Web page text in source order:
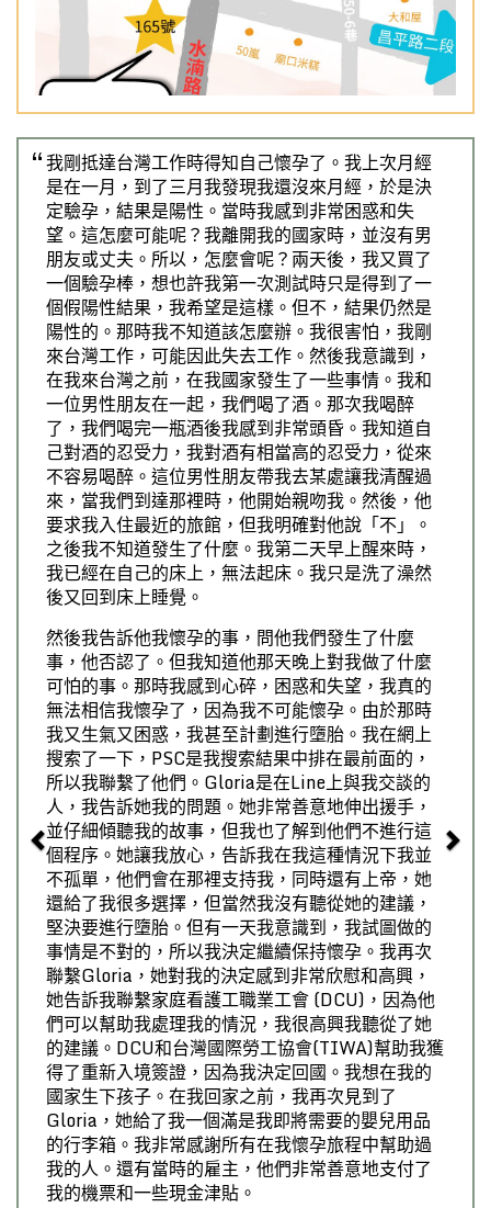
我剛抵達台灣工作時得知自己懷孕了。我上次月經
是在一月，到了三月我發現我還沒來月經，於是決
定驗孕，結果是陽性。當時我感到非常困惑和失
望。這怎麼可能呢？我離開我的國家時，並沒有男
朋友或丈夫。所以，怎麼會呢？兩天後，我又買了
一個驗孕棒，想也許我第一次測試時只是得到了一
個假陽性結果，我希望是這樣。但不，結果仍然是
陽性的。那時我不知道該怎麼辦。我很害怕，我剛
來台灣工作，可能因此失去工作。然後我意識到，
在我來台灣之前，在我國家發生了一些事情。我和
一位男性朋友在一起，我們喝了酒。那次我喝醉
了，我們喝完一瓶酒後我感到非常頭昏。我知道自
己對酒的忍受力，我對酒有相當高的忍受力，從來
不容易喝醉。這位男性朋友帶我去某處讓我清醒過
來，當我們到達那裡時，他開始親吻我。然後，他
要求我入住最近的旅館，但我明確對他說「不」。
之後我不知道發生了什麼。我第二天早上醒來時，
我已經在自己的床上，無法起床。我只是洗了澡然
後又回到床上睡覺。
然後我告訴他我懷孕的事，問他我們發生了什麼
事，他否認了。但我知道他那天晚上對我做了什麼
可怕的事。那時我感到心碎，困惑和失望，我真的
無法相信我懷孕了，因為我不可能懷孕。由於那時
我又生氣又困惑，我甚至計劃進行墮胎。我在網上
搜索了一下，PSC是我搜索結果中排在最前面的，
所以我聯繫了他們。Gloria是在Line上與我交談的
人，我告訴她我的問題。她非常善意地伸出援手，
並仔細傾聽我的故事，但我也了解到他們不進行這
個程序。她讓我放心，告訴我在我這種情況下我並
不孤單，他們會在那裡支持我，同時還有上帝，她
還給了我很多選擇，但當然我沒有聽從她的建議，
堅決要進行墮胎。但有一天我意識到，我試圖做的
事情是不對的，所以我決定繼續保持懷孕。我再次
聯繫Gloria，她對我的決定感到非常欣慰和高興，
她告訴我聯繫家庭看護工職業工會 (DCU)，因為他
們可以幫助我處理我的情況，我很高興我聽從了她
的建議。DCU和台灣國際勞工協會(TIWA)幫助我獲
得了重新入境簽證，因為我決定回國。我想在我的
國家生下孩子。在我回家之前，我再次見到了
Gloria，她給了我一個滿是我即將需要的嬰兒用品
的行李箱。我非常感謝所有在我懷孕旅程中幫助過
我的人。還有當時的雇主，他們非常善意地支付了
我的機票和一些現金津貼。
Previous